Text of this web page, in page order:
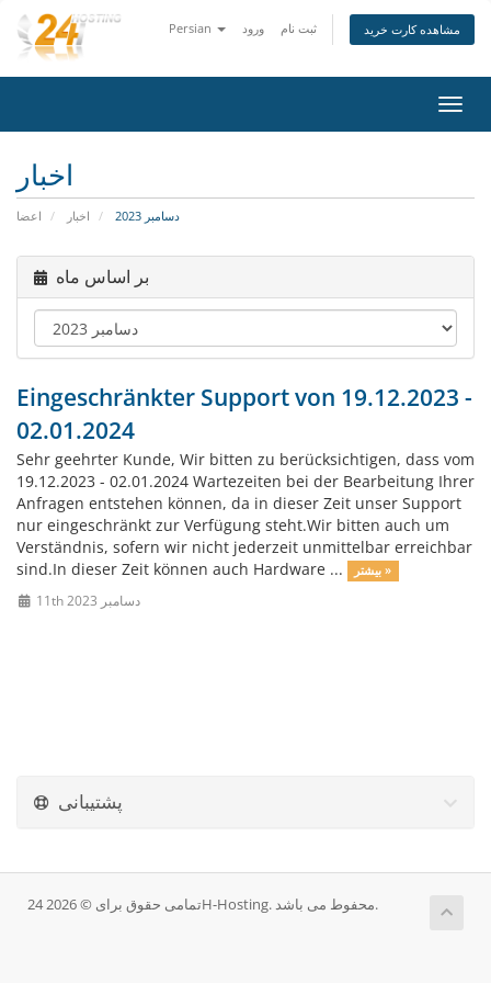
Persian ورود ثبت نام مشاهده کارت خرید
تغییر
اخبار
اعضا اخبار دسامبر 2023
بر اساس ماه
Eingeschränkter Support von 19.12.2023 -
02.01.2024
Sehr geehrter Kunde, Wir bitten zu berücksichtigen, dass vom
19.12.2023 - 02.01.2024 Wartezeiten bei der Bearbeitung Ihrer
Anfragen entstehen können, da in dieser Zeit unser Support
nur eingeschränkt zur Verfügung steht.Wir bitten auch um
Verständnis, sofern wir nicht jederzeit unmittelbar erreichbar
sind.In dieser Zeit können auch Hardware ...
بیشتر »
11th دسامبر 2023
پشتیبانی
تمامی حقوق برای © 2026 24H-Hosting. محفوط می باشد.